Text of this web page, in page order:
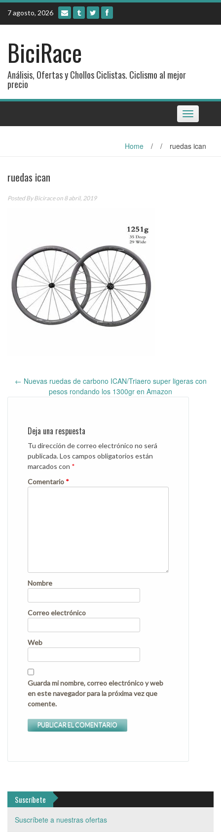
Skip
content
7 agosto, 2026
BiciRace
Análisis, Ofertas y Chollos Ciclistas. Ciclismo al mejor
precio
Toggle
navigation
Home / / ruedas ican
ruedas ican
Posted ByBiciraceon 8 abril, 2019
navigation
← Nuevas ruedas de carbono ICAN/Triaero super ligeras con
pesos rondando los 1300gr en Amazon
Deja una respuesta
Tu dirección de correo electrónico no será
publicada.Los campos obligatorios están
marcados con *
Comentario *
Nombre
Correo electrónico
Web
Guarda mi nombre, correo electrónico y web
en este navegador para la próxima vez que
comente.
Suscríbete
Suscríbete a nuestras ofertas